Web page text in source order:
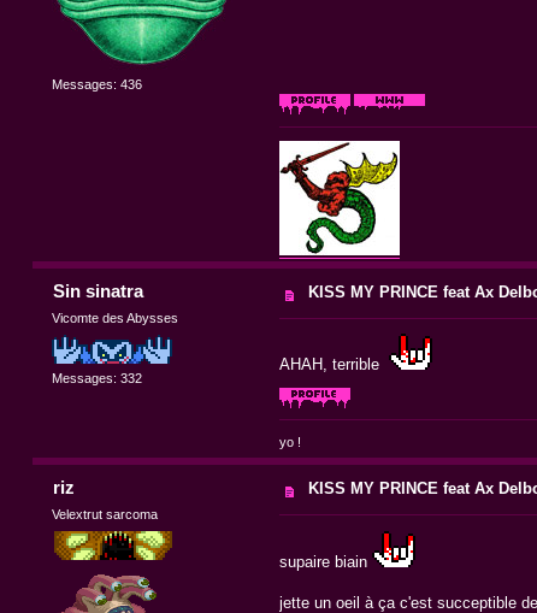
Messages: 436
Sin sinatra
Vicomte des Abysses
Messages: 332
KISS MY PRINCE feat Ax
AHAH, terrible
yo !
riz
Velextrut sarcoma
KISS MY PRINCE feat Ax
supaire biain
jette un oeil à ça c'est succeptible de